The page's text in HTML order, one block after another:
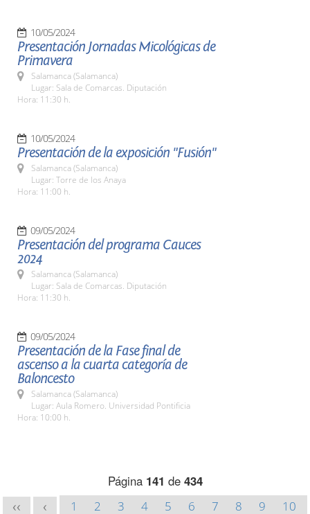
10/05/2024
Presentación Jornadas Micológicas de
Primavera
Salamanca (Salamanca)
Lugar: Sala de Comarcas. Diputación
Hora: 11:30 h.
10/05/2024
Presentación de la exposición "Fusión"
Salamanca (Salamanca)
Lugar: Torre de los Anaya
Hora: 11:00 h.
09/05/2024
Presentación del programa Cauces
2024
Salamanca (Salamanca)
Lugar: Sala de Comarcas. Diputación
Hora: 11:30 h.
09/05/2024
Presentación de la Fase final de
ascenso a la cuarta categoría de
Baloncesto
Salamanca (Salamanca)
Lugar: Aula Romero. Universidad Pontificia
Hora: 10:00 h.
Página 141 de 434
<< < 1 2 3 4 5 6 7 8 9
10